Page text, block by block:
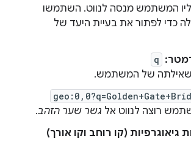
המשתמש מנסה לנווט. השתמשו
כדי לפתור את בעיית היעד של
q
של המשתמש.
רוצה לנווט אל גשר שער הזהב.
גיאוגרפיות (קו רוחב וקו אורך)